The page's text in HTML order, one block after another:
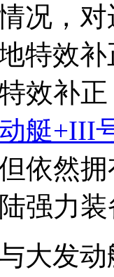
况，
特效
效补
艇+III
依然
强力
大发